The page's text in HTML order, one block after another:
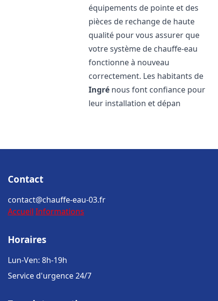
équipements de pointe et des
pièces de rechange de haute
qualité pour vous assurer que
votre système de chauffe-eau
fonctionne à nouveau
correctement. Les habitants de
Ingré nous font confiance pour
leur installation et dépan
Contact
contact@chauffe-eau-03.fr
Accueil Informations
Horaires
Lun-Ven: 8h-19h
Service d'urgence 24/7